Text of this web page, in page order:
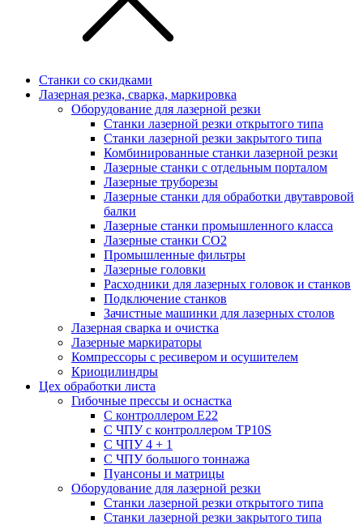
Станки со скидками
Лазерная резка, сварка, маркировка
Оборудование для лазерной резки
Станки лазерной резки открытого типа
Станки лазерной резки закрытого типа
Комбинированные станки лазерной резки
Лазерные станки с отдельным порталом
Лазерные труборезы
Лазерные станки для обработки двутавровой
балки
Лазерные станки промышленного класса
Лазерные станки CO2
Промышленные фильтры
Лазерные головки
Расходники для лазерных головок и станков
Подключение станков
Зачистные машинки для лазерных столов
Лазерная сварка и очистка
Лазерные маркираторы
Компрессоры с ресивером и осушителем
Криоцилиндры
Цех обработки листа
Гибочные прессы и оснастка
С контроллером E22
С ЧПУ с контроллером TP10S
С ЧПУ 4 + 1
С ЧПУ большого тоннажа
Пуансоны и матрицы
Оборудование для лазерной резки
Станки лазерной резки открытого типа
Станки лазерной резки закрытого типа